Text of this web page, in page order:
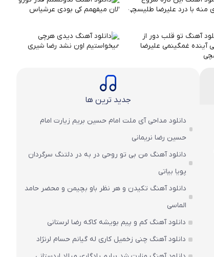
جدید ترین ها
دانلود مداحی آی ملت امام حسین بریم زیارت امام
حسین رضا نریمانی
دانلود آهنگ من بی تو روحی در به در دلتنگ سرگردان
پویا بیاتی
دانلود آهنگ تکیدن و هر نظر باو بچیمن و محضر حامد
الماسی
دانلود آهنگ کم و پیم بویشه کاکه رضا لرستانی
دانلود آهنگ چنی زخمیل کاری له گیانم حسام لرنژاد